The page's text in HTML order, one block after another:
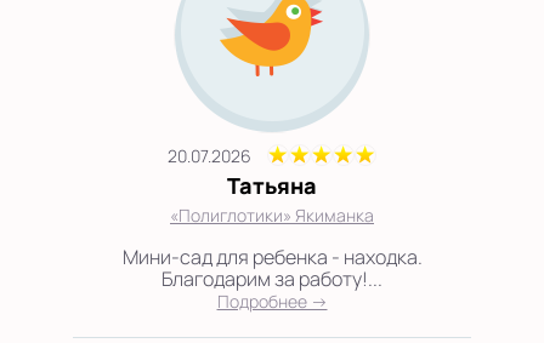
20.07.2026
Татьяна
«Полиглотики» Якиманка
Мини-сад для ребенка - находка.
Благодарим за работу!...
Подробнее →